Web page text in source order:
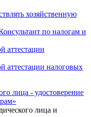
хозяйственную
по налогам и
аттестации
аттестации налоговых
лица - удостоверение
лица и